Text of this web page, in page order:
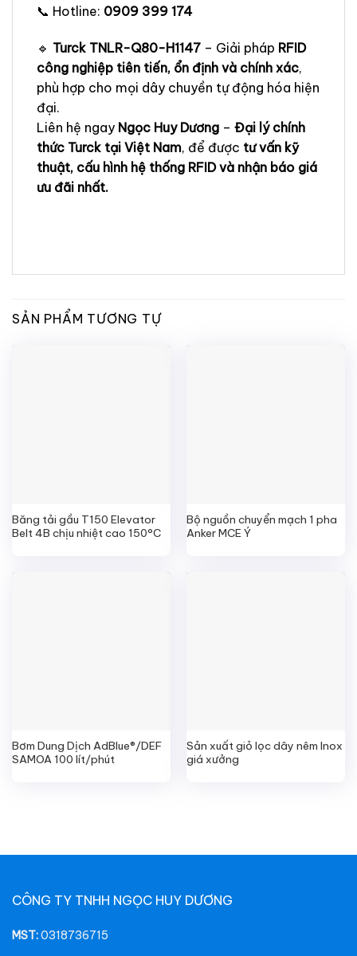
📞 Hotline: 0909 399 174
🔹 Turck TNLR-Q80-H1147 – Giải pháp RFID
công nghiệp tiên tiến, ổn định và chính xác,
phù hợp cho mọi dây chuyền tự động hóa hiện
đại.
Liên hệ ngay Ngọc Huy Dương – Đại lý chính
thức Turck tại Việt Nam, để được tư vấn kỹ
thuật, cấu hình hệ thống RFID và nhận báo giá
ưu đãi nhất.
SẢN PHẨM TƯƠNG TỰ
Băng tải gầu T150 Elevator
Belt 4B chịu nhiệt cao 150°C
Bộ nguồn chuyển mạch 1 pha
Anker MCE Ý
Bơm Dung Dịch AdBlue®/DEF
SAMOA 100 lít/phút
Sản xuất giỏ lọc dây nêm Inox
giá xưởng
CÔNG TY TNHH NGỌC HUY DƯƠNG
MST:0318736715